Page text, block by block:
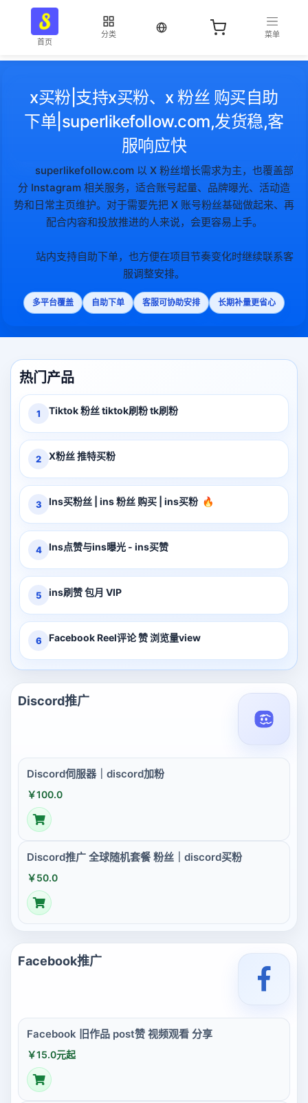
首页
分类
当前语言：中文
菜单
x买粉|支持x买粉、x 粉丝 购买自助
下单|superlikefollow.com,发货稳,客
服响应快
superlikefollow.com 以 X 粉丝增长需求为主，也覆盖部
分 Instagram 相关服务，适合账号起量、品牌曝光、活动造
势和日常主页维护。对于需要先把 X 账号粉丝基础做起来、再
配合内容和投放推进的人来说，会更容易上手。
站内支持自助下单，也方便在项目节奏变化时继续联系客
服调整安排。
多平台覆盖 自助下单 客服可协助安排 长期补量更省心
热门产品
1 Tiktok 粉丝 tiktok刷粉 tk刷粉
2 X粉丝 推特买粉
3 Ins买粉丝 | ins 粉丝 购买 | ins买粉 🔥
4 Ins点赞与ins曝光 - ins买赞
5 ins刷赞 包月 VIP
6 Facebook Reel评论 赞 浏览量view
Discord推广
Discord伺服器｜discord加粉
￥100.0
Discord推广 全球随机套餐 粉丝｜discord买粉
￥50.0
Facebook推广
Facebook 旧作品 post赞 视频观看 分享
￥15.0元起